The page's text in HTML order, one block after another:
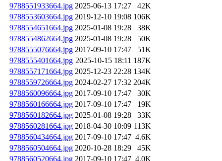
9788551933664.jpg 2025-06-13 17:27
42K
9788553603664.jpg 2019-12-10 19:08 106K
9788554651664.jpg 2025-01-08 19:28
38K
9788554862664.jpg 2025-01-08 19:28
50K
9788555076664.jpg 2017-09-10 17:47
51K
9788555401664.jpg 2025-10-15 18:11 187K
9788557171664.jpg 2025-12-23 22:28 134K
9788559726664.jpg 2024-02-27 17:32 204K
9788560096664.jpg 2017-09-10 17:47
30K
9788560166664.jpg 2017-09-10 17:47
19K
9788560182664.jpg 2025-01-08 19:28
33K
9788560281664.jpg 2018-04-30 10:09 113K
9788560434664.jpg 2017-09-10 17:47 4.6K
9788560504664.jpg 2020-10-28 18:29
45K
9788560520664.jpg 2017-09-10 17:47 4.0K